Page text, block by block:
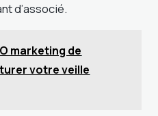
d’associé.
marketing de
votre veille